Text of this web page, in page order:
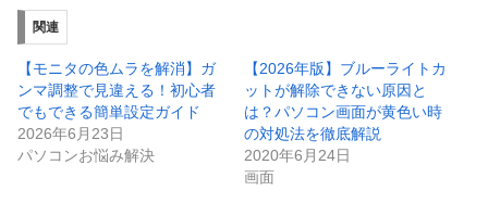
関連
【モニタの色ムラを解消】ガ
ンマ調整で見違える！初心者
でもできる簡単設定ガイド
2026年6月23日
パソコンお悩み解決
【2026年版】ブルーライトカ
ットが解除できない原因と
は？パソコン画面が黄色い時
の対処法を徹底解説
2020年6月24日
画面